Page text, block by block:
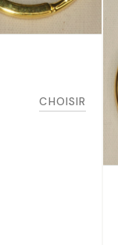
CHOISIR